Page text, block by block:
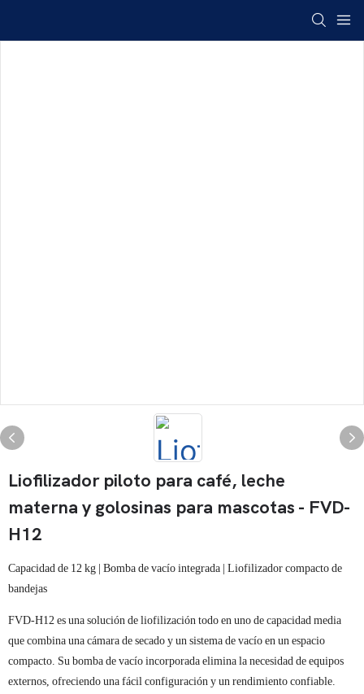
Liofilizador piloto para café, leche
materna y golosinas para mascotas - FVD-
H12
Capacidad de 12 kg | Bomba de vacío integrada | Liofilizador compacto de
bandejas
FVD-H12 es una solución de liofilización todo en uno de capacidad media
que combina una cámara de secado y un sistema de vacío en un espacio
compacto. Su bomba de vacío incorporada elimina la necesidad de equipos
externos, ofreciendo una fácil configuración y un rendimiento confiable.